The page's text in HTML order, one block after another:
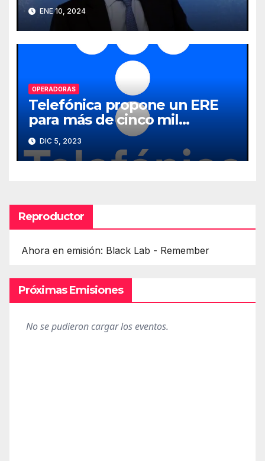
ENE 10, 2024
OPERADORAS
Telefónica propone un ERE
para más de cinco mil
empleados
DIC 5, 2023
Reproductor
Ahora en emisión: Black Lab - Remember
Próximas Emisiones